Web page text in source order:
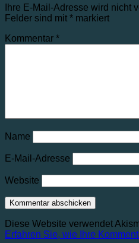
Ihre E-Mail-Adresse wird nicht
Felder sind mit * markiert
Kommentar *
Name
E-Mail-Adresse
Website
Diese Website verwendet
Erfahren Sie, wie Ihre